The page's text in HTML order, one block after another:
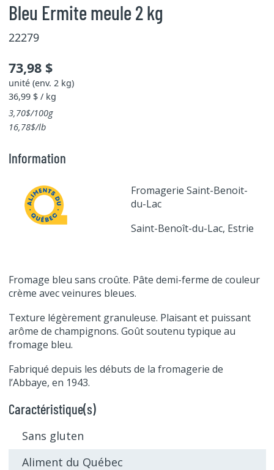
Bleu Ermite meule 2 kg
22279
73,98 $
unité (env. 2 kg)
36,99 $ / kg
3,70$/100g
16,78$/lb
Information
Fromagerie Saint-Benoit-
du-Lac
Saint-Benoît-du-Lac, Estrie
Fromage bleu sans croûte. Pâte demi-ferme de couleur
crème avec veinures bleues.
Texture légèrement granuleuse. Plaisant et puissant
arôme de champignons. Goût soutenu typique au
fromage bleu.
Fabriqué depuis les débuts de la fromagerie de
l’Abbaye, en 1943.
Caractéristique(s)
Sans gluten
Aliment du Québec